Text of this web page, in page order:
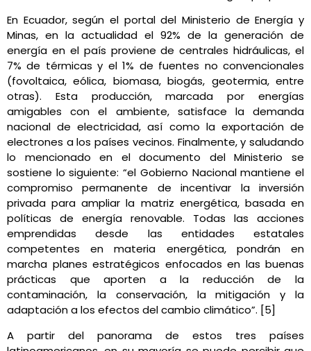
En Ecuador, según el portal del Ministerio de Energía y
Minas, en la actualidad el 92% de la generación de
energía en el país proviene de centrales hidráulicas, el
7% de térmicas y el 1% de fuentes no convencionales
(fovoltaica, eólica, biomasa, biogás, geotermia, entre
otras). Esta producción, marcada por energías
amigables con el ambiente, satisface la demanda
nacional de electricidad, así como la exportación de
electrones a los países vecinos. Finalmente, y saludando
lo mencionado en el documento del Ministerio se
sostiene lo siguiente: “el Gobierno Nacional mantiene el
compromiso permanente de incentivar la inversión
privada para ampliar la matriz energética, basada en
políticas de energía renovable. Todas las acciones
emprendidas desde las entidades estatales
competentes en materia energética, pondrán en
marcha planes estratégicos enfocados en las buenas
prácticas que aporten a la reducción de la
contaminación, la conservación, la mitigación y la
adaptación a los efectos del cambio climático”. [5]
A partir del panorama de estos tres países